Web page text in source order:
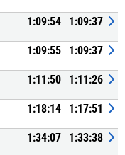
1:09:54 1:09:37
1:09:55 1:09:37
1:11:50 1:11:26
1:18:14 1:17:51
1:34:07 1:33:38